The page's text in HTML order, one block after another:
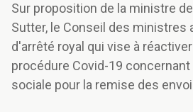
Sur proposition de la ministre
Sutter, le Conseil des ministres
d'arrêté royal qui vise à
procédure Covid-19
sociale pour la remise des